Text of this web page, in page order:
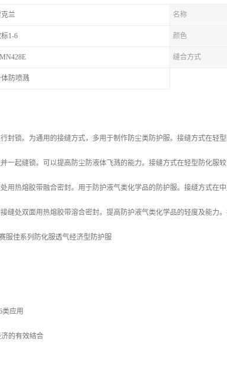
克兰 名称
标1-6 颜色
缝合方式
体防喷溅
封锁。为通用的接缝方式，多用于制作防尘类防护服。接缝方式在轻型
一起缝锁。可以提高防尘防液体飞溅的能力。接缝方式在轻型防化服较
用热熔胶带融合密封。用于防护液气类化学品的防护服。接缝方式在中
缝处双面用热熔胶带溶合密封。提高防护液气类化学品的轻度及能力
服佳系列防化服透气经济型防护服
应用
的有效结合